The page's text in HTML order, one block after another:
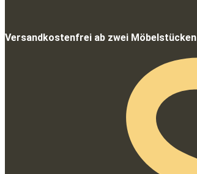
Versandkostenfrei ab zwei Möbelstücken